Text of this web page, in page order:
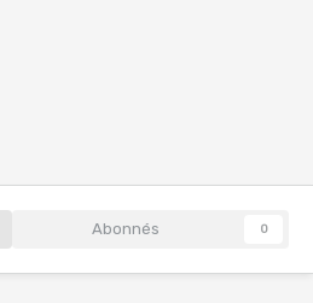
Abonnés 0